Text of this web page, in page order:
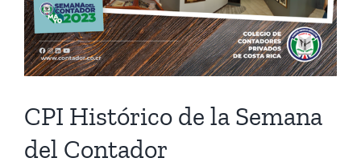
CPI Histórico de la Semana
del Contador